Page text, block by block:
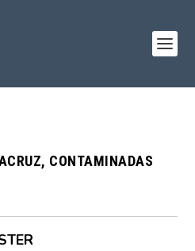
CONTAMINADAS